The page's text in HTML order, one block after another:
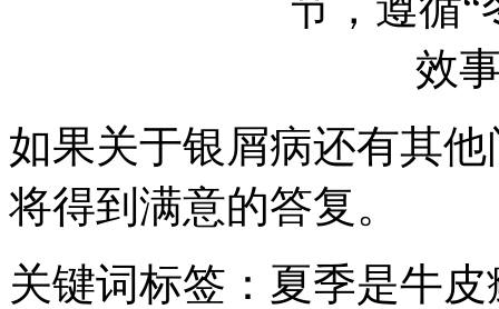
如果关于银屑病还有其
将得到满意的答复。
关键词标签：夏季是牛